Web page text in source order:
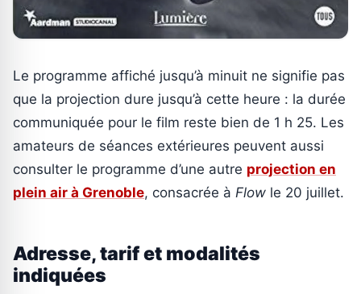
Le programme affiché jusqu’à minuit ne signifie pas
que la projection dure jusqu’à cette heure : la durée
communiquée pour le film reste bien de 1 h 25. Les
amateurs de séances extérieures peuvent aussi
consulter le programme d’une autre projection en
plein air à Grenoble, consacrée à Flow le 20 juillet.
Adresse, tarif et modalités
indiquées